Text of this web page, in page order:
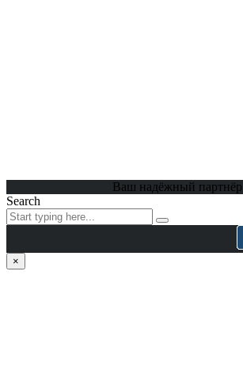
Ваш надёжный партнёр
Search
×